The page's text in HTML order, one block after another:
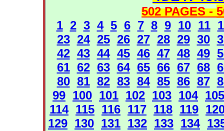
502 PAGES -
1 2 3 4 5 6 7 8 9 10 11
23 24 25 26 27 28 29 30
42 43 44 45 46 47 48 49
61 62 63 64 65 66 67 68
80 81 82 83 84 85 86 87
99 100 101 102 103 104 105
114 115 116 117 118 119
129 130 131 132 133 134